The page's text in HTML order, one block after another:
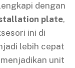
dengan
plate,
ini di
lebih cepat
unit